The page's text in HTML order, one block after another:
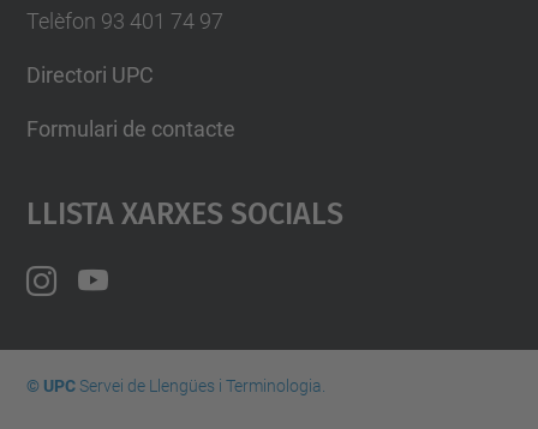
Telèfon 93 401 74 97
Directori UPC
Formulari de contacte
Llista Xarxes Socials
© UPCServei de Llengües i Terminologia.